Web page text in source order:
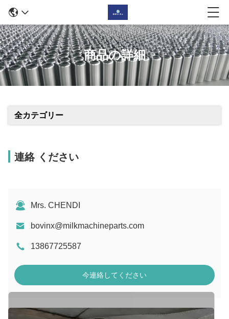
商品の詳細
全カテゴリー
連絡 ください
Mrs. CHENDI
bovinx@milkmachineparts.com
13867725587
今連絡してください